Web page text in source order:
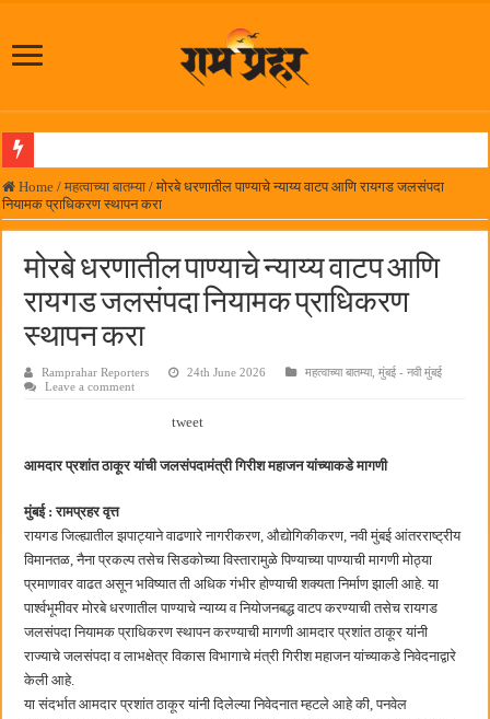
आमदार प्रशांत ठाकूर यांच्या उपस्थितीत विद्यार्थ्यांना रेनकोट, शिक्षकांना छत्री वाटप
लोकनेते रामशेठ ठाकूर समाजसेवेतील हिरा -आमदार रविशेठ पाटील
समाजप्रिय नेतृत्व आमदार प्रशांत ठाकूर यांच्या वाढदिवसानिमित्त राज्यभरातून शुभेच्छांचा वर्षाव
पनवेलमध्ये ८ ऑगस्टला महारोजगार मेळावा
सर्वात मोठ्या दिवाळी अंक स्पर्धेचा निकाल जाहीर
पालेखुर्द येथील जि.प. शाळेच्या नूतन इमारतीचे लोकनेते रामशेठ ठाकूर यांच्या उद्घाटन
हर घर तिरंगा अभियानासंदर्भात पनवेलमध्ये बैठक
कामोठे येथे समाजोपयोगी वस्तूंच्या वाटपाचा उपक्रम
छत्रपती शिवाजी महाराज महाराजस्व समाधान शिबिरास पनवेलमध्ये उत्स्फूर्त प्रतिसाद
Home / महत्वाच्या बातम्या / मोरबे धरणातील पाण्याचे न्याय्य वाटप आणि रायगड जलसंपदा
नियामक प्राधिकरण स्थापन करा
मोरबे धरणातील पाण्याचे न्याय्य वाटप आणि
रायगड जलसंपदा नियामक प्राधिकरण
स्थापन करा
Ramprahar Reporters 24th June 2026 महत्वाच्या बातम्या,मुंबई - नवी मुंबई
Leave a comment
tweet
आमदार प्रशांत ठाकूर यांची जलसंपदामंत्री गिरीश महाजन यांच्याकडे मागणी
मुंबई : रामप्रहर वृत्त
रायगड जिल्ह्यातील झपाट्याने वाढणारे नागरीकरण, औद्योगिकीकरण, नवी मुंबई आंतरराष्ट्रीय
विमानतळ, नैना प्रकल्प तसेच सिडकोच्या विस्तारामुळे पिण्याच्या पाण्याची मागणी मोठ्या
प्रमाणावर वाढत असून भविष्यात ती अधिक गंभीर होण्याची शक्यता निर्माण झाली आहे. या
पार्श्वभूमीवर मोरबे धरणातील पाण्याचे न्याय्य व नियोजनबद्ध वाटप करण्याची तसेच रायगड
जलसंपदा नियामक प्राधिकरण स्थापन करण्याची मागणी आमदार प्रशांत ठाकूर यांनी
राज्याचे जलसंपदा व लाभक्षेत्र विकास विभागाचे मंत्री गिरीश महाजन यांच्याकडे निवेदनाद्वारे
केली आहे.
या संदर्भात आमदार प्रशांत ठाकूर यांनी दिलेल्या निवेदनात म्हटले आहे की, पनवेल